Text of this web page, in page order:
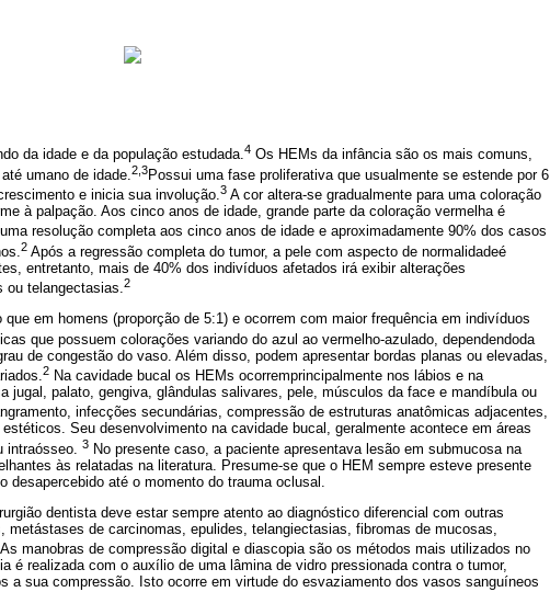
da idade e da população estudada.4 Os HEMs da infância são os mais comuns,
umano de idade. 2,3Possui uma fase proliferativa que usualmente se estende por 6
e inicia sua involução.3 A cor altera-se gradualmente para uma coloração
à palpação. Aos cinco anos de idade, grande parte da coloração vermelha é
resolução completa aos cinco anos de idade e aproximadamente 90% dos casos
2 Após a regressão completa do tumor, a pele com aspecto de normalidadeé
entretanto, mais de 40% dos indivíduos afetados irá exibir alterações
ou telangectasias.2
em homens (proporção de 5:1) e ocorrem com maior frequência em indivíduos
que possuem colorações variando do azul ao vermelho-azulado, dependendoda
de congestão do vaso. Além disso, podem apresentar bordas planas ou elevadas,
2 Na cavidade bucal os HEMs ocorremprincipalmente nos lábios e na
jugal, palato, gengiva, glândulas salivares, pele, músculos da face e mandíbula ou
infecções secundárias, compressão de estruturas anatômicas adjacentes,
Seu desenvolvimento na cavidade bucal, geralmente acontece em áreas
intraósseo.
3 No presente caso, a paciente apresentava lesão em submucosa na
às relatadas na literatura. Presume-se que o HEM sempre esteve presente
até o momento do trauma oclusal.
dentista deve estar sempre atento ao diagnóstico diferencial com outras
de carcinomas, epulides, telangiectasias, fibromas de mucosas,
As manobras de compressão digital e diascopia são os métodos mais utilizados no
é realizada com o auxílio de uma lâmina de vidro pressionada contra o tumor,
a sua compressão. Isto ocorre em virtude do esvaziamento dos vasos sanguíneos